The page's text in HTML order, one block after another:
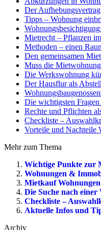
Der
Tipps – Wohnung
Mietrecht – Pflanzen
Methoden – einen
Den gemeinsamen
Muss die
Die Werkswohnung
Der Hausflur als
Die wichtigsten
Rechte und Pflichten
Checkliste –
Vorteile und Nachteile
Mehr zum Thema
Wichtige Punkte zur
Wohnungen &
Mietkauf
Die Suche nach einer
Checkliste –
Aktuelle Infos und
Archiv